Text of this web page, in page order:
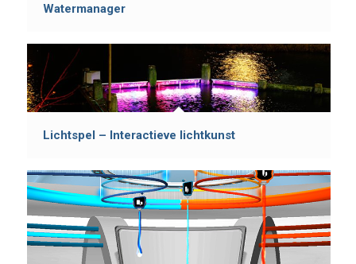
Watermanager
Lichtspel – Interactieve lichtkunst